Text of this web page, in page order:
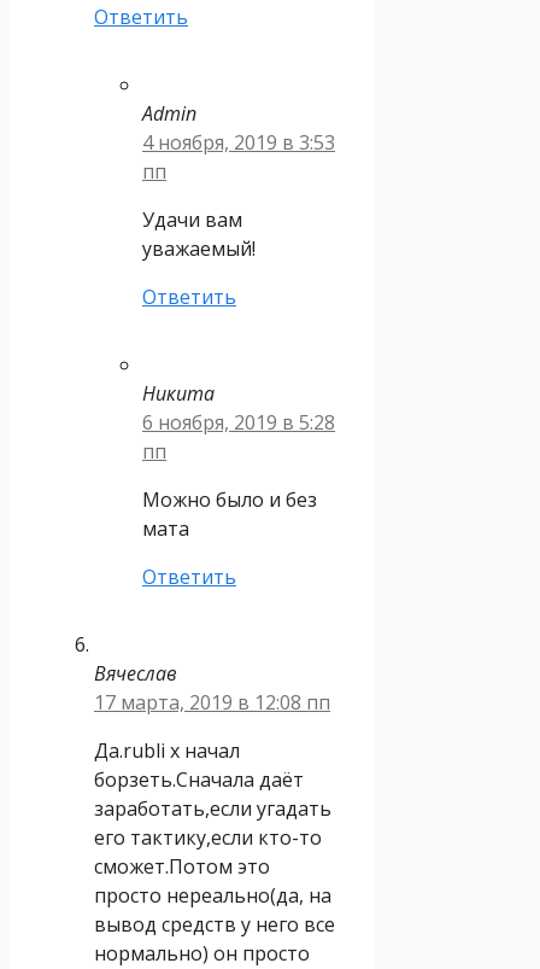
Ответить
Admin
4 ноября, 2019 в 3:53
пп
Удачи вам
уважаемый!
Ответить
Никита
6 ноября, 2019 в 5:28
пп
Можно было и без
мата
Ответить
Вячеслав
17 марта, 2019 в 12:08 пп
Да.rubli x начал
борзеть.Сначала даёт
заработать,если угадать
его тактику,если кто-то
сможет.Потом это
просто нереально(да, на
вывод средств у него все
нормально) он просто